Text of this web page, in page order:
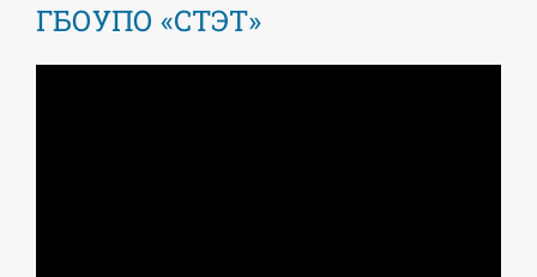
ГБОУПО «СТЭТ»